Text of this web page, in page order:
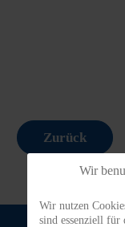
Zurück
Wir
Wir nutzen
sind essenziell für